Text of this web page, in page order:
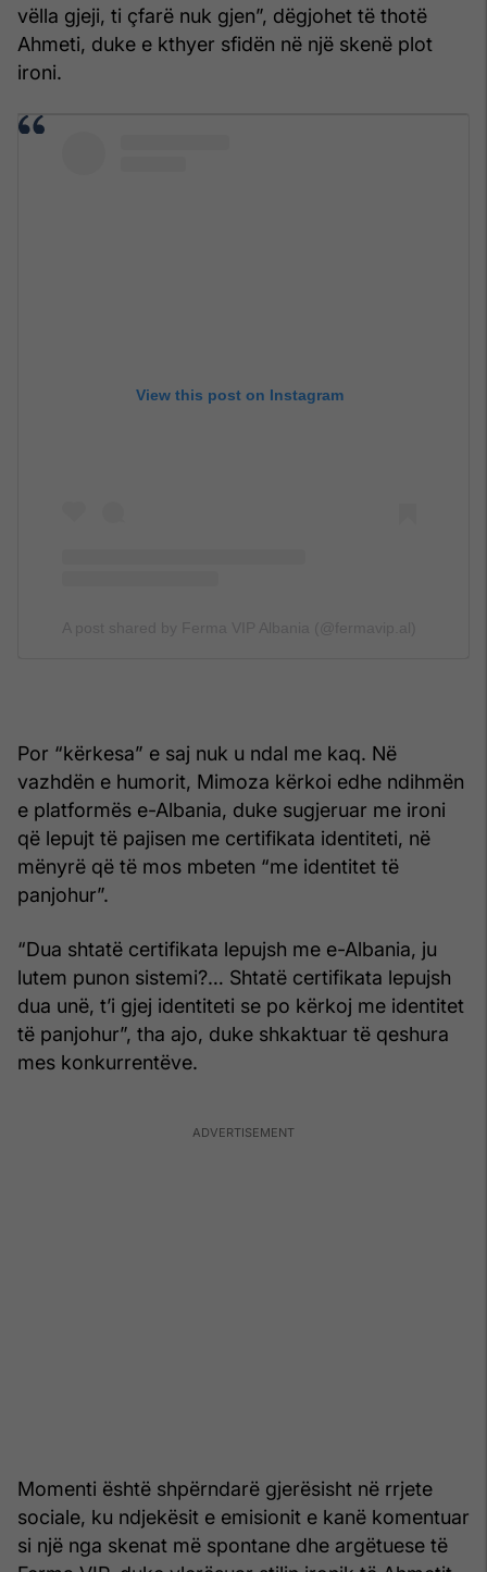
vëlla gjeji, ti çfarë nuk gjen”, dëgjohet të thotë
Ahmeti, duke e kthyer sfidën në një skenë plot
ironi.
View this post on Instagram
Por “kërkesa” e saj nuk u ndal me kaq. Në
vazhdën e humorit, Mimoza kërkoi edhe ndihmën
e platformës e-Albania, duke sugjeruar me ironi
që lepujt të pajisen me certifikata identiteti, në
mënyrë që të mos mbeten “me identitet të
panjohur”.
“Dua shtatë certifikata lepujsh me e-Albania, ju
lutem punon sistemi?… Shtatë certifikata lepujsh
dua unë, t’i gjej identiteti se po kërkoj me identitet
të panjohur”, tha ajo, duke shkaktuar të qeshura
mes konkurrentëve.
Momenti është shpërndarë gjerësisht në rrjete
sociale, ku ndjekësit e emisionit e kanë komentuar
si një nga skenat më spontane dhe argëtuese të